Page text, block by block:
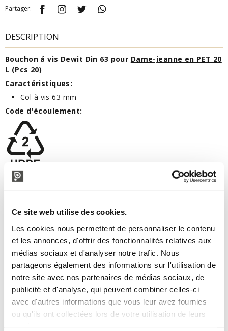
Ce site web utilise des cookies.
Les cookies nous permettent de personnaliser le contenu
et les annonces, d'offrir des fonctionnalités relatives aux
médias sociaux et d'analyser notre trafic. Nous
partageons également des informations sur l'utilisation de
notre site avec nos partenaires de médias sociaux, de
publicité et d'analyse, qui peuvent combiner celles-ci
avec d'autres informations que vous leur avez fournies
ou qu'ils ont collectées lors de votre utilisation de leurs
Partager:
DESCRIPTION
Bouchon á vis Dewit Din 63 pour Dame-jeanne en PET 20
L (Pcs 20)
Caractéristiques:
Col à vis 63 mm
Code d'écoulement: